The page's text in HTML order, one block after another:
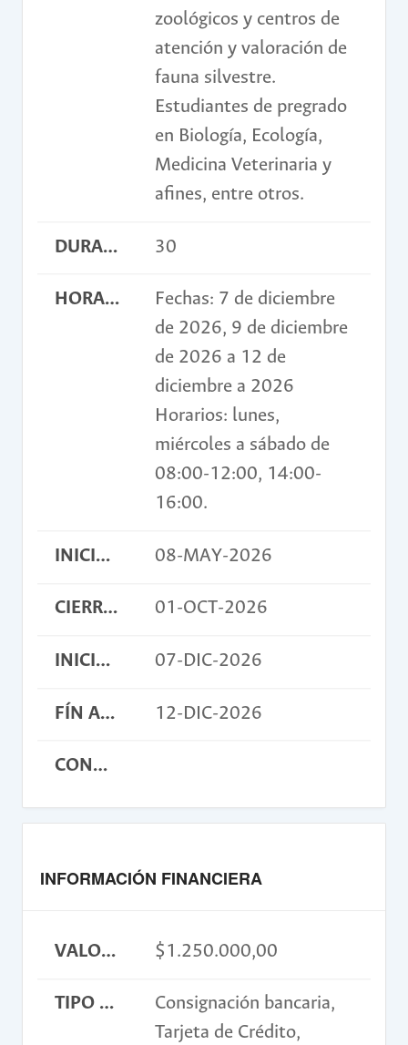
zoológicos y centros de
atención y valoración de
fauna silvestre.
Estudiantes de pregrado
en Biología, Ecología,
Medicina Veterinaria y
afines, entre otros.
DURACIÓN EN HORAS 30
HORARIO
Fechas: 7 de diciembre
de 2026, 9 de diciembre
de 2026 a 12 de
diciembre a 2026
Horarios: lunes,
miércoles a sábado de
08:00-12:00, 14:00-
16:00.
INICIO INSCRIPCIONES 08-MAY-2026
CIERRE INSCRIPCIONES 01-OCT-2026
INICIO ACTIVIDAD 07-DIC-2026
FÍN ACTIVIDAD 12-DIC-2026
CONDICIONES
INFORMACIÓN FINANCIERA
VALOR INSCRIPCIÓN $1.250.000,00
TIPO DE PAGO
Consignación bancaria,
Tarjeta de Crédito,